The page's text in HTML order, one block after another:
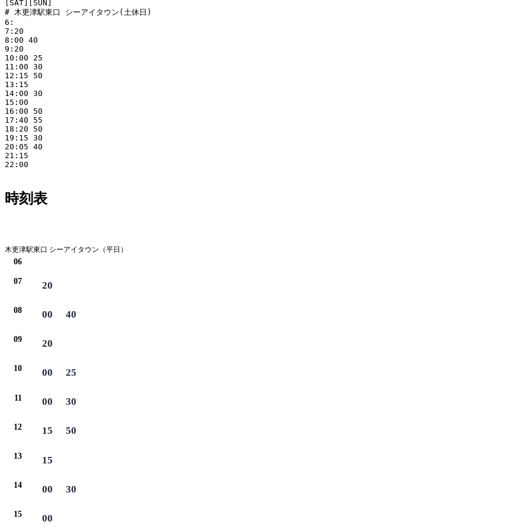
[SAT][SUN]
# 木更津駅東口 シーアイタウン(土休日)
6:
7:20
8:00 40
9:20
10:00 25
11:00 30
12:15 50
13:15
14:00 30
15:00
16:00 50
17:40 55
18:20 50
19:15 30
20:05 40
21:15
22:00
時刻表
木更津駅東口 シーアイタウン（平日）
06
07 20
08 00 40
09 20
10 00 25
11 00 30
12 15 50
13 15
14 00 30
15 00